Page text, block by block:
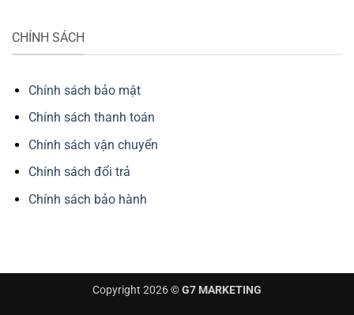
CHÍNH SÁCH
Chính sách bảo mật
Chính sách thanh toán
Chính sách vận chuyển
Chính sách đổi trả
Chính sách bảo hành
Copyright 2026 ©G7 MARKETING